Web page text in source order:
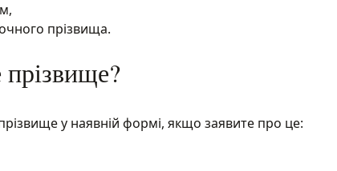
прізвища.
у наявній формі, якщо заявите про це: